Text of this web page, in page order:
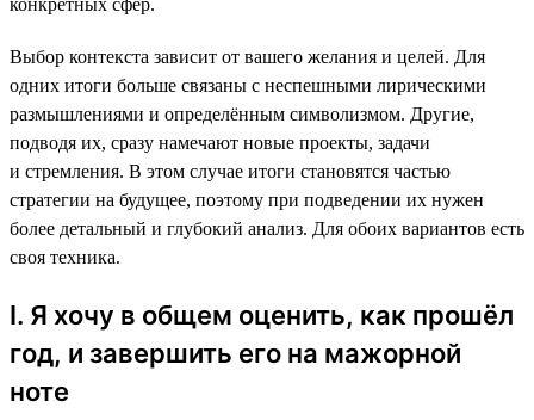
Выбор контекста зависит от вашего желания и целей. Для
одних итоги больше связаны с неспешными лирическими
размышлениями и определённым символизмом. Другие,
подводя их, сразу намечают новые проекты, задачи
и стремления. В этом случае итоги становятся частью
стратегии на будущее, поэтому при подведении их нужен
более детальный и глубокий анализ. Для обоих вариантов есть
своя техника.
I. Я хочу в общем оценить, как прошёл
год, и завершить его на мажорной
ноте